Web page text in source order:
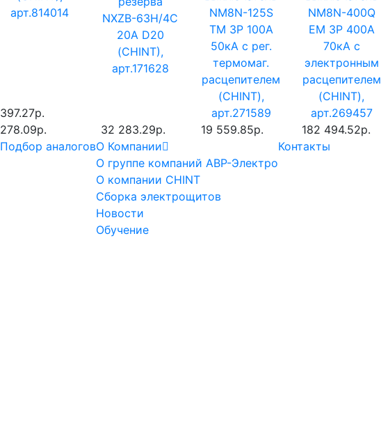
арт.814014
397.27р.
278.09р.
NXZB-63H/4C
20A D20
(CHINT),
арт.171628
32 283.29р.
NM8N-125S
TM 3P 100А
50кА с рег.
термомаг.
расцепителем
(CHINT),
арт.271589
19 559.85р.
NM8N-400Q
EM 3P 400А
70кА с
электронным
расцепителем
(CHINT),
арт.269457
182 494.52р.
Подбор аналоговО Компании
О группе компаний АВР-Электро
О компании CHINT
Сборка электрощитов
Новости
Обучение
Контакты